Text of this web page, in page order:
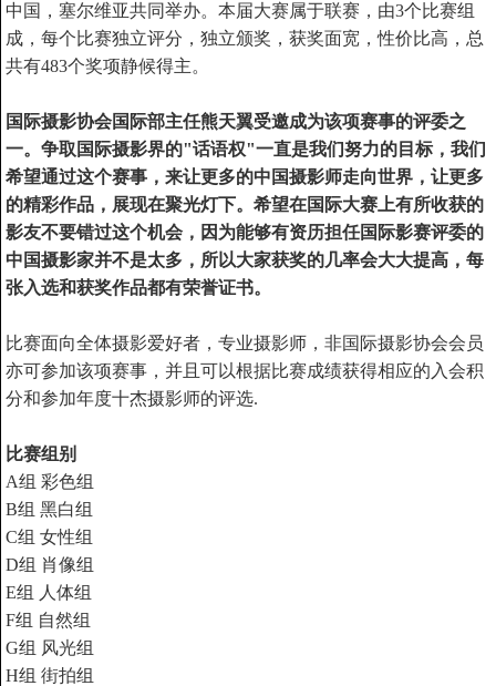
中国，塞尔维亚共同举办。本届大赛属于联赛，由3个比赛组
成，每个比赛独立评分，独立颁奖，获奖面宽，性价比高，总
共有483个奖项静候得主。
国际摄影协会国际部主任熊天翼受邀成为该项赛事的评委之
一。争取国际摄影界的"话语权"一直是我们努力的目标，我们
希望通过这个赛事，来让更多的中国摄影师走向世界，让更多
的精彩作品，展现在聚光灯下。希望在国际大赛上有所收获的
影友不要错过这个机会，因为能够有资历担任国际影赛评委的
中国摄影家并不是太多，所以大家获奖的几率会大大提高，每
张入选和获奖作品都有荣誉证书。
比赛面向全体摄影爱好者，专业摄影师，非国际摄影协会会员
亦可参加该项赛事，并且可以根据比赛成绩获得相应的入会积
分和参加年度十杰摄影师的评选.
比赛组别
A组 彩色组
B组 黑白组
C组 女性组
D组 肖像组
E组
人体组
F组 自然组
G组 风光组
H组 街拍组